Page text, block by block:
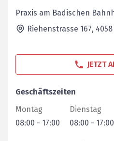
Praxis am Badischen
Riehenstrasse 167, 4058
JETZT
Geschäftszeiten
Montag
08:00 - 17:00
Dienstag
08:00 - 17:00